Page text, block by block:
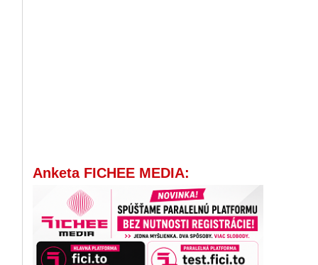
Anketa FICHEE MEDIA: